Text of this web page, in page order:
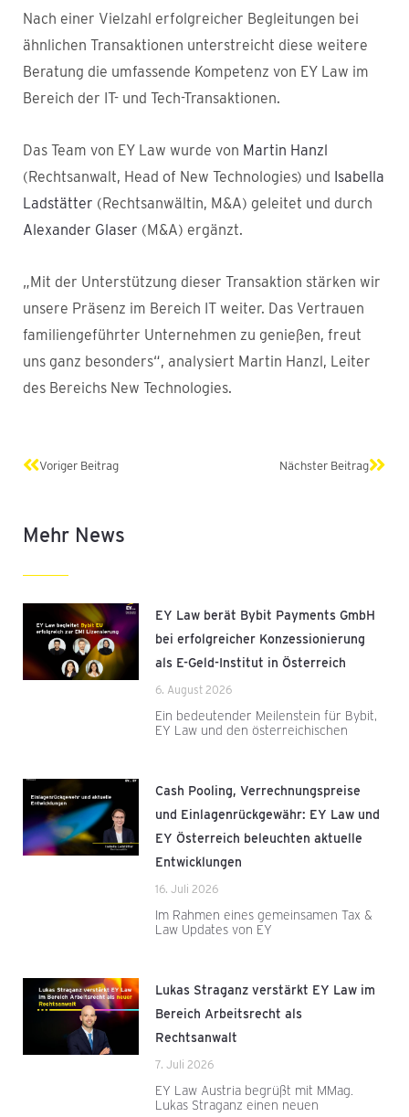
Nach einer Vielzahl erfolgreicher Begleitungen bei
ähnlichen Transaktionen unterstreicht diese weitere
Beratung die umfassende Kompetenz von EY Law im
Bereich der IT- und Tech-Transaktionen.
Das Team von EY Law wurde von Martin Hanzl
(Rechtsanwalt, Head of New Technologies) und Isabella
Ladstätter (Rechtsanwältin, M&A) geleitet und durch
Alexander Glaser (M&A) ergänzt.
„Mit der Unterstützung dieser Transaktion stärken wir
unsere Präsenz im Bereich IT weiter. Das Vertrauen
familiengeführter Unternehmen zu genießen, freut
uns ganz besonders“, analysiert Martin Hanzl, Leiter
des Bereichs New Technologies.
Zurück
Voriger Beitrag Nächster Beitrag
Mehr News
EY Law berät Bybit Payments GmbH
bei erfolgreicher Konzessionierung
als E-Geld-Institut in Österreich
6. August 2026
Ein bedeutender Meilenstein für Bybit,
EY Law und den österreichischen
Cash Pooling, Verrechnungspreise
und Einlagenrückgewähr: EY Law und
EY Österreich beleuchten aktuelle
Entwicklungen
16. Juli 2026
Im Rahmen eines gemeinsamen Tax &
Law Updates von EY
Lukas Straganz verstärkt EY Law im
Bereich Arbeitsrecht als
Rechtsanwalt
7. Juli 2026
EY Law Austria begrüßt mit MMag.
Lukas Straganz einen neuen